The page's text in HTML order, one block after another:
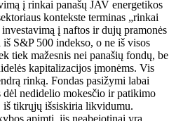
į rinkai panašų JAV energetikos
kontekste terminas „rinkai
į naftos ir dujų pramonės
S&P 500 indekso, o ne iš visos
tiek mažesnis nei panašių fondų, be
kapitalizacijos įmonėms. Vis
rinką. Fondas pasižymi labai
dėl nedidelio mokesčio ir patikimo
tikrųjų išsiskiria likvidumu.